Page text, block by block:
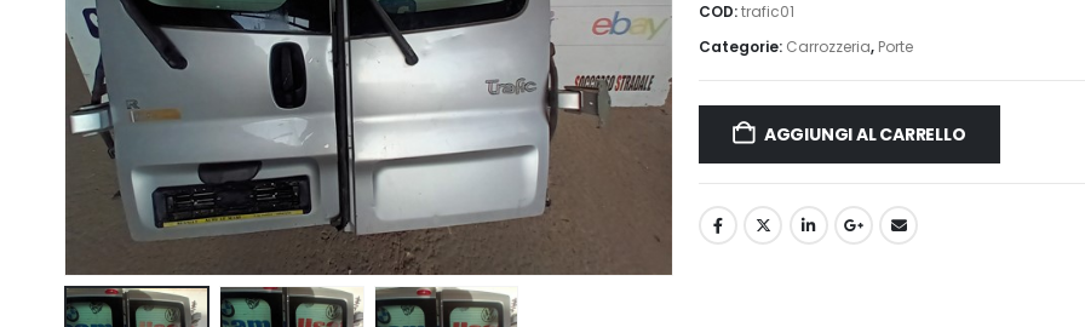
230,00€.
COD:trafic01
Categorie: Carrozzeria, Porte
AGGIUNGI AL CARRELLO